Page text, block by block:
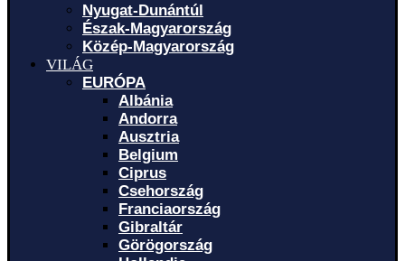
Nyugat-Dunántúl
Észak-Magyarország
Közép-Magyarország
VILÁG
EURÓPA
Albánia
Andorra
Ausztria
Belgium
Ciprus
Csehország
Franciaország
Gibraltár
Görögország